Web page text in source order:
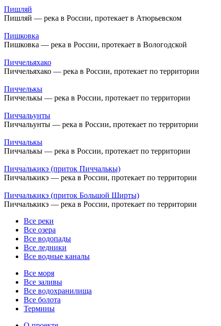
Пишляй
Пишляй — река в России, протекает в Атюрьевском
Пишковка
Пишковка — река в России, протекает в Вологодской
Пиччельяхако
Пиччельяхако — река в России, протекает по территории
Пиччелькы
Пиччелькы — река в России, протекает по территории
Пиччальунты
Пиччальунты — река в России, протекает по территории
Пиччалькы
Пиччалькы — река в России, протекает по территории
Пиччалькикэ (приток Пиччалькы)
Пиччалькикэ — река в России, протекает по территории
Пиччалькикэ (приток Большой Ширты)
Пиччалькикэ — река в России, протекает по территории
Все реки
Все озера
Все водопады
Все ледники
Все водные каналы
Все моря
Все заливы
Все водохранилища
Все болота
Термины